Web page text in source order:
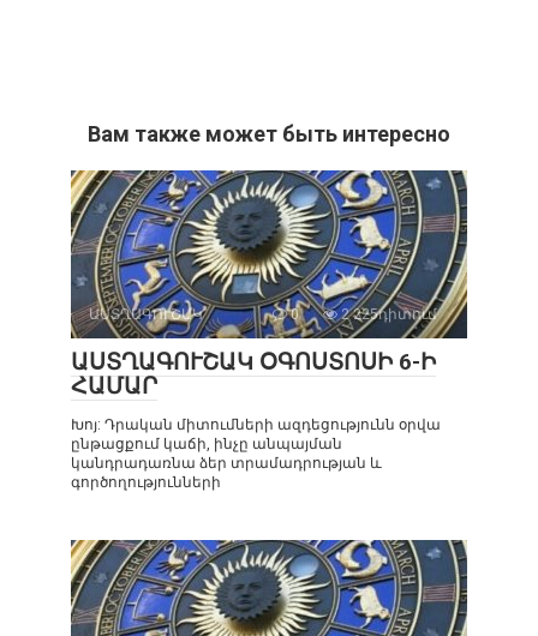
Вам также может быть интересно
ԱՍՏՂԱԳՈՒՇԱԿ 0 2 225դիտում
ԱՍՏՂԱԳՈՒՇԱԿ ՕԳՈՍՏՈՍԻ 6-Ի
ՀԱՄԱՐ
Խոյ: Դրական միտումների ազդեցությունն օրվա
ընթացքում կաճի, ինչը անպայման
կանդրադառնա ձեր տրամադրության և
գործողությունների